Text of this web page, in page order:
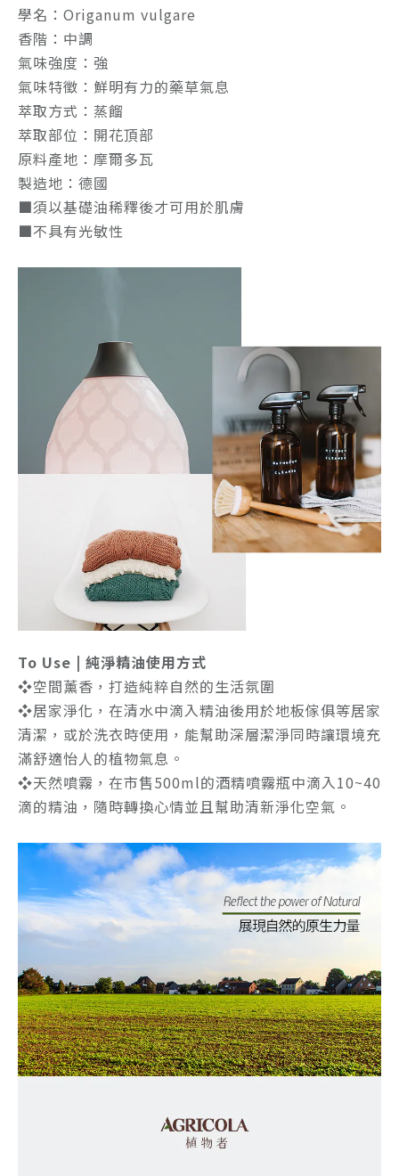
學名：Origanum vulgare
香階：中調
氣味強度：強
氣味特徵：鮮明有力的藥草氣息
萃取方式：蒸餾
萃取部位：開花頂部
原料產地：摩爾多瓦
製造地：德國
■須以基礎油稀釋後才可用於肌膚
■不具有光敏性
To Use | 純淨精油使用方式
❖空間薰香，打造純粹自然的生活氛圍
❖居家淨化，在清水中滴入精油後用於地板傢俱等居家
清潔，或於洗衣時使用，能幫助深層潔淨同時讓環境充
滿舒適怡人的植物氣息。
❖天然噴霧，在市售500ml的酒精噴霧瓶中滴入10~40
滴的精油，隨時轉換心情並且幫助清新淨化空氣。